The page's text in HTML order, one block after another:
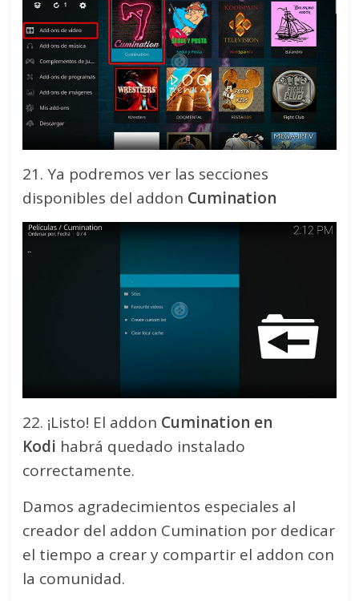
21. Ya podremos ver las secciones
disponibles del addon Cumination
22. ¡Listo! El addon Cumination en
Kodi habrá quedado instalado
correctamente.
Damos agradecimientos especiales al
creador del addon Cumination por dedicar
el tiempo a crear y compartir el addon con
la comunidad.